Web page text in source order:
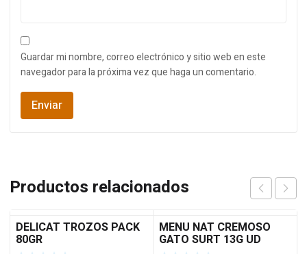
Guardar mi nombre, correo electrónico y sitio web en este
navegador para la próxima vez que haga un comentario.
Productos relacionados
DELICAT TROZOS PACK
80GR
MENU NAT CREMOSO
GATO SURT 13G UD